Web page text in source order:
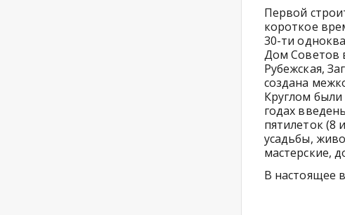
Первой
короткое
30-ти
Дом Советов
Рубежская,
создана
Круглом
годах
пятилеток (8
усадьбы,
мастерские,
В настоящее